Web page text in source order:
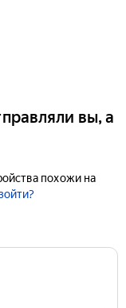
вы, а
похожи на